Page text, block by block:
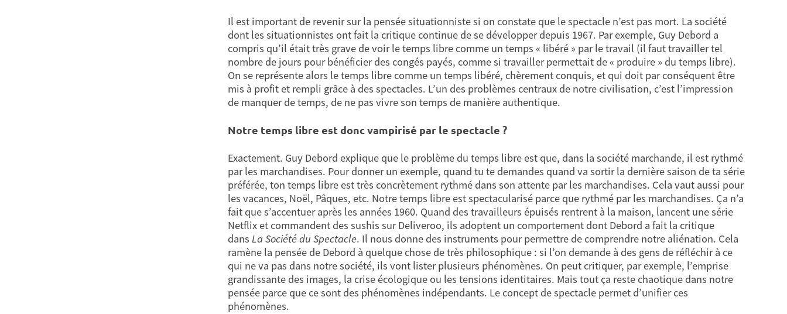
Il est important de revenir sur la pensée situationniste si on constate que le spectacle n’est pas mort. La société
dont les situationnistes ont fait la critique continue de se développer depuis 1967. Par exemple, Guy Debord a
compris qu’il était très grave de voir le temps libre comme un temps « libéré » par le travail (il faut travailler tel
nombre de jours pour bénéficier des congés payés, comme si travailler permettait de « produire » du temps libre).
On se représente alors le temps libre comme un temps libéré, chèrement conquis, et qui doit par conséquent être
mis à profit et rempli grâce à des spectacles. L’un des problèmes centraux de notre civilisation, c’est l’impression
de manquer de temps, de ne pas vivre son temps de manière authentique.
Notre temps libre est donc vampirisé par le spectacle ?
Exactement. Guy Debord explique que le problème du temps libre est que, dans la société marchande, il est rythmé
par les marchandises. Pour donner un exemple, quand tu te demandes quand va sortir la dernière saison de ta série
préférée, ton temps libre est très concrètement rythmé dans son attente par les marchandises. Cela vaut aussi pour
les vacances, Noël, Pâques, etc. Notre temps libre est spectacularisé parce que rythmé par les marchandises. Ça n’a
fait que s’accentuer après les années 1960. Quand des travailleurs épuisés rentrent à la maison, lancent une série
Netflix et commandent des sushis sur Deliveroo, ils adoptent un comportement dont Debord a fait la critique
dans La Société du Spectacle. Il nous donne des instruments pour permettre de comprendre notre aliénation. Cela
ramène la pensée de Debord à quelque chose de très philosophique : si l’on demande à des gens de réfléchir à ce
qui ne va pas dans notre société, ils vont lister plusieurs phénomènes. On peut critiquer, par exemple, l’emprise
grandissante des images, la crise écologique ou les tensions identitaires. Mais tout ça reste chaotique dans notre
pensée parce que ce sont des phénomènes indépendants. Le concept de spectacle permet d’unifier ces
phénomènes.